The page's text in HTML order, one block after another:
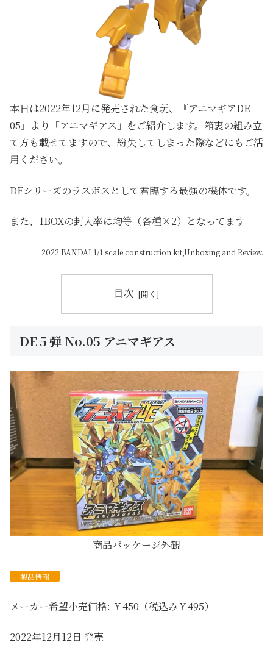
本日は2022年12月に発売された食玩、『アニマギアDE
05』より「アニマギアス」をご紹介します。箱裏の組み立
て方も載せてますので、紛失してしまった際などにもご活
用ください。
DEシリーズのラスボスとして君臨する最強の機体です。
また、1BOXの封入率は均等（各種×2）となってます
2022 BANDAI 1/1 scale construction kit,Unboxing and Review.
目次
DE５弾 No.05 アニマギアス
商品パッケージ外観
製品情報
メーカー希望小売価格: ￥450（税込み￥495）
2022年12月12日 発売